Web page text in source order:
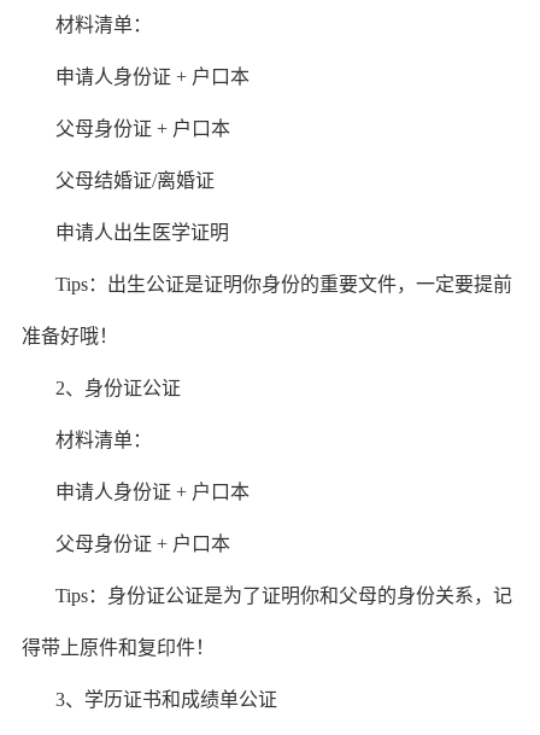
材料清单：
申请人身份证 + 户口本
父母身份证 + 户口本
父母结婚证/离婚证
申请人出生医学证明
Tips：出生公证是证明你身份的重要文件，一定要提前
准备好哦！
2、身份证公证
材料清单：
申请人身份证 + 户口本
父母身份证 + 户口本
Tips：身份证公证是为了证明你和父母的身份关系，记
得带上原件和复印件！
3、学历证书和成绩单公证